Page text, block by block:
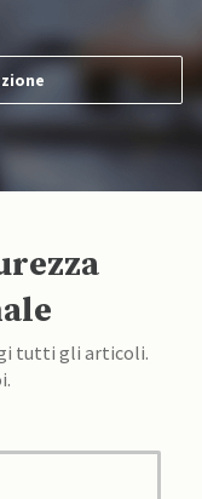
tutti gli articoli.